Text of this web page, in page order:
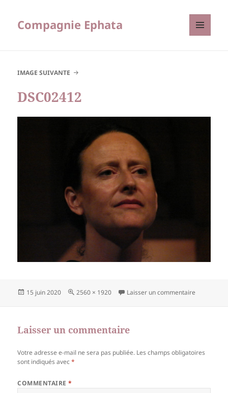
Compagnie Ephata
IMAGE SUIVANTE
DSC02412
Publié
15 juin 2020
Taille
2560 × 1920 Laisser un commentaire
Laisser un commentaire
Votre adresse e-mail ne sera pas publiée. Les champs obligatoires
sont indiqués avec*
COMMENTAIRE*